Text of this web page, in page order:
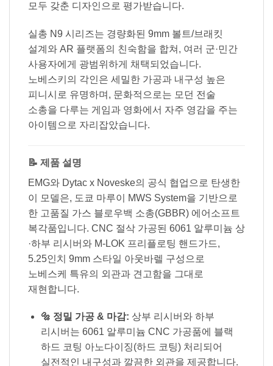
모두 갖춘 디자인으로 평가받습니다.
실총 N9 시리즈는 경량화된 9mm 볼트/브래킷
설계와 AR 플랫폼의 친숙함을 합쳐, 여러 군·민간
사용자에게 광범위하게 채택되었습니다.
노베스키의 각인은 세밀한 가공과 내구성 높은
피니시로 유명하며, 문화적으로는 모던 전술
소총을 다루는 게임과 영화에서 자주 영감을 주는
아이템으로 자리잡았습니다.
📝 제품 설명
EMG와 Dytac x Noveske의 공식 협업으로 탄생한
이 모델은, 도쿄 마루이 MWS System을 기반으로
한 고품질 가스 블로우백 소총(GBBR) 에어소프트
복각품입니다. CNC 절삭 가공된 6061 알루미늄 상
·하부 리시버와 M-LOK 프리플로팅 핸드가드,
5.25인치 9mm 스타일 아웃바렐 구성으로
노베스케 특유의 외관과 견고함을 그대로
재현합니다.
🔩 정밀 가공 & 마감: 상부 리시버와 하부
리시버는 6061 알루미늄 CNC 가공품에 블랙
하드 코팅 아노다이징(하드 코팅) 처리되어
실전적인 내구성과 깔끔한 외관을 제공합니다.